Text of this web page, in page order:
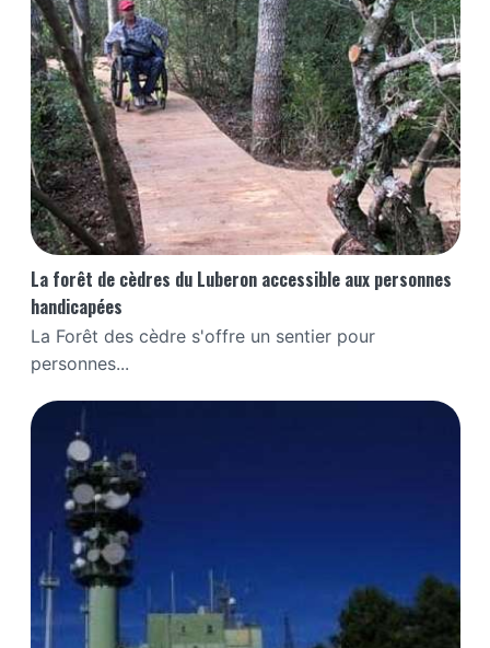
La forêt de cèdres du Luberon accessible aux personnes
handicapées
La Forêt des cèdre s'offre un sentier pour
personnes...